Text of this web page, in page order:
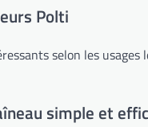
Polti
selon les
simple et